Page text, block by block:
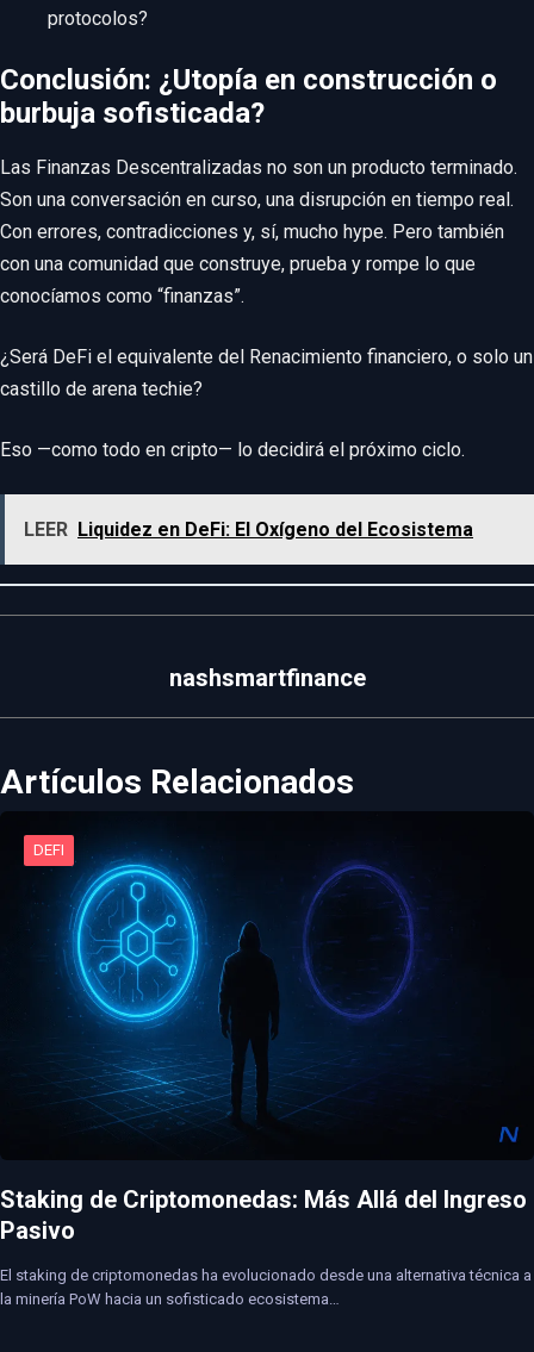
protocolos?
Conclusión: ¿Utopía en construcción o
burbuja sofisticada?
Las Finanzas Descentralizadas no son un producto terminado.
Son una conversación en curso, una disrupción en tiempo real.
Con errores, contradicciones y, sí, mucho hype. Pero también
con una comunidad que construye, prueba y rompe lo que
conocíamos como “finanzas”.
¿Será DeFi el equivalente del Renacimiento financiero, o solo un
castillo de arena techie?
Eso —como todo en cripto— lo decidirá el próximo ciclo.
LEER Liquidez en DeFi: El Oxígeno del Ecosistema
nashsmartfinance
Artículos Relacionados
DEFI
Staking de Criptomonedas: Más Allá del Ingreso
Pasivo
El staking de criptomonedas ha evolucionado desde una alternativa técnica a
la minería PoW hacia un sofisticado ecosistema…